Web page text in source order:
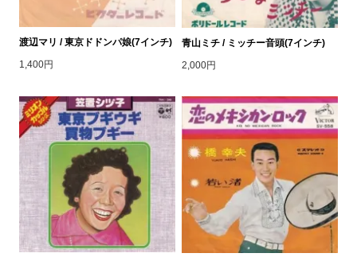
渡辺マリ / 東京ドドンパ娘(7インチ)
1,400円
青山ミチ / ミッチー音頭(7インチ)
2,000円